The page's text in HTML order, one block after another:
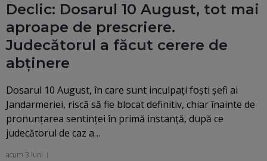
Declic: Dosarul 10 August, tot mai
aproape de prescriere.
Judecătorul a făcut cerere de
abținere
Dosarul 10 August, în care sunt inculpați foști șefi ai
Jandarmeriei, riscă să fie blocat definitiv, chiar înainte de
pronunțarea sentinței în primă instanță, după ce
judecătorul de caz a…
acum 3 luni